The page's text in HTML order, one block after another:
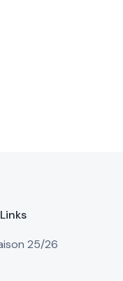
25/26